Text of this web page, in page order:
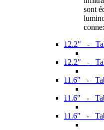
sont
12.2" -
12.2" -
11.6" -
11.6" -
11.6" -